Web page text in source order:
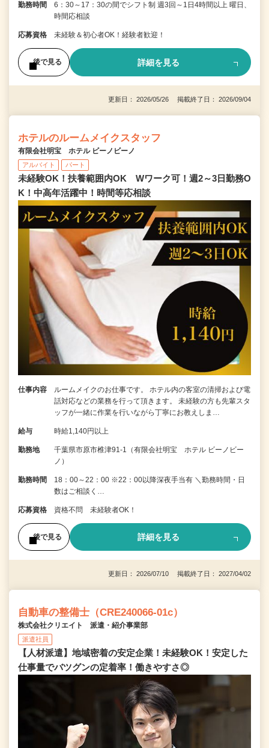
勤務時間
6：30～17：30の間でシフト制 週3回～1日4時間以上 曜日、
時間応相談
応募資格 未経験＆初心者OK！経験者歓迎！
後で見る 詳細を見る
更新日： 2026/05/26 掲載終了日： 2026/09/04
ホテルのルームメイクスタッフ
有限会社明宝 ホテル ビーノビーノ
アルバイト パート
未経験OK！扶養範囲内OK Wワーク可！週2～3日勤務O
K！中高年活躍中！時間等応相談
仕事内容
ルームメイクのお仕事です。 ホテル内の客室の清掃および電
話対応などの業務を行って頂きます。 未経験の方も先輩スタ
ッフが一緒に作業を行いながら丁寧にお教えしま…
給与 時給1,140円以上
勤務地
千葉県市原市椎津91-1（有限会社明宝 ホテル ビーノビー
ノ）
勤務時間
18：00～22：00 ※22：00以降深夜手当有 ＼勤務時間・日
数はご相談く…
応募資格 資格不問 未経験者OK！
後で見る 詳細を見る
更新日： 2026/07/10 掲載終了日： 2027/04/02
自動車の整備士（CRE240066-01c）
株式会社クリエイト 派遣・紹介事業部
派遣社員
【人材派遣】地域密着の安定企業！未経験OK！安定した
仕事量でバツグンの定着率！働きやすさ◎